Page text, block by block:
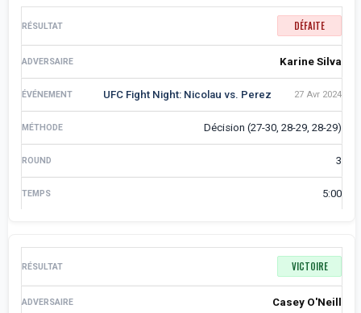
DÉFAITE
Karine Silva
UFC Fight Night: Nicolau vs. Perez 27 Avr 2024
Décision (27-30, 28-29, 28-29)
3
5:00
VICTOIRE
Casey O'Neill